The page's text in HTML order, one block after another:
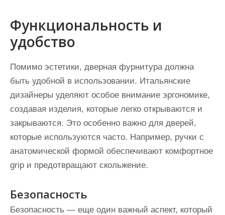
Функциональность и
удобство
Помимо эстетики, дверная фурнитура должна
быть удобной в использовании. Итальянские
дизайнеры уделяют особое внимание эргономике,
создавая изделия, которые легко открываются и
закрываются. Это особенно важно для дверей,
которые используются часто. Например, ручки с
анатомической формой обеспечивают комфортное
grip и предотвращают скольжение.
Безопасность
Безопасность — еще один важный аспект, который